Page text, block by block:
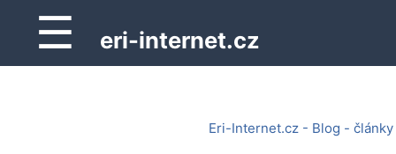
☰ eri-internet.cz
Eri-Internet.cz - Blog - články